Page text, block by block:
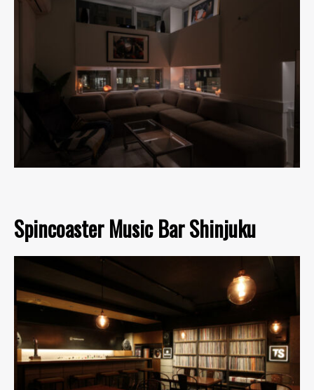
Spincoaster Music Bar Shinjuku